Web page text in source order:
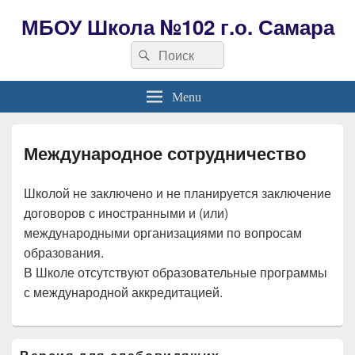
МБОУ Школа №102 г.о. Самара
Search
for:
Search
Menu
Международное сотрудничество
Школой не заключено и не планируется заключение
договоров с иностранными и (или)
международными организациями по вопросам
образования.
В Школе отсутствуют образовательные программы
с международной аккредитацией.